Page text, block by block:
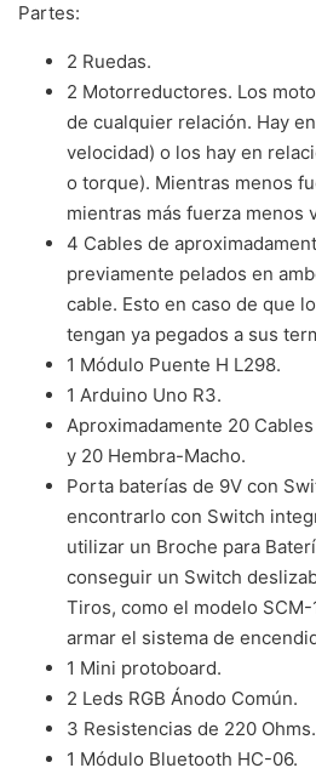
Partes:
2 Ruedas.
2 Motorreductores. Los
de cualquier relación. Hay
velocidad) o los hay en
o torque). Mientras menos
mientras más fuerza menos
4 Cables de
previamente pelados en
cable. Esto en caso de que
tengan ya pegados a sus
1 Módulo Puente H L298.
1 Arduino Uno R3.
Aproximadamente 20
y 20 Hembra-Macho.
Porta baterías de 9V con
encontrarlo con Switch
utilizar un Broche para
conseguir un Switch
Tiros, como el modelo
armar el sistema de
1 Mini protoboard.
2 Leds RGB Ánodo Común.
3 Resistencias de 220 Ohms.
1 Módulo Bluetooth HC-06.